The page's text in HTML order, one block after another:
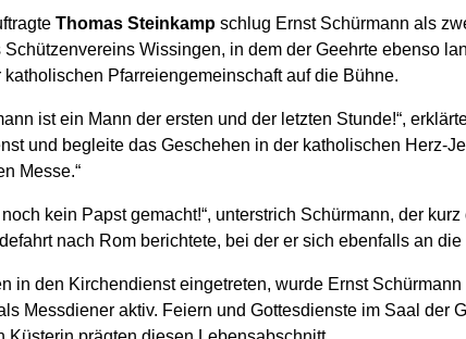
Thomas Steinkamp schlug Ernst Schürmann als
Schützenvereins Wissingen, in dem der Geehrte ebenso
katholischen Pfarreiengemeinschaft auf die Bühne.
ist ein Mann der ersten und der letzten Stunde!“,
und begleite das Geschehen in der katholischen Herz-
Messe.“
kein Papst gemacht!“, unterstrich Schürmann, der
nach Rom berichtete, bei der er sich ebenfalls an die
in den Kirchendienst eingetreten, wurde Ernst
Messdiener aktiv. Feiern und Gottesdienste im Saal der